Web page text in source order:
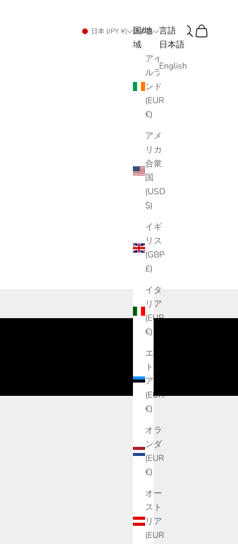
日本 (JPY ¥)
国/地
域
アイ
ルラ
ンド
(EUR
€)
アメ
リカ
合衆
国
(USD
$)
イギ
リス
(GBP
£)
イタ
リア
(EUR
€)
エス
トニ
ア
(EUR
€)
オラ
ンダ
(EUR
€)
オー
スト
リア
(EUR
日本語
言語
日本語
English
検索カート